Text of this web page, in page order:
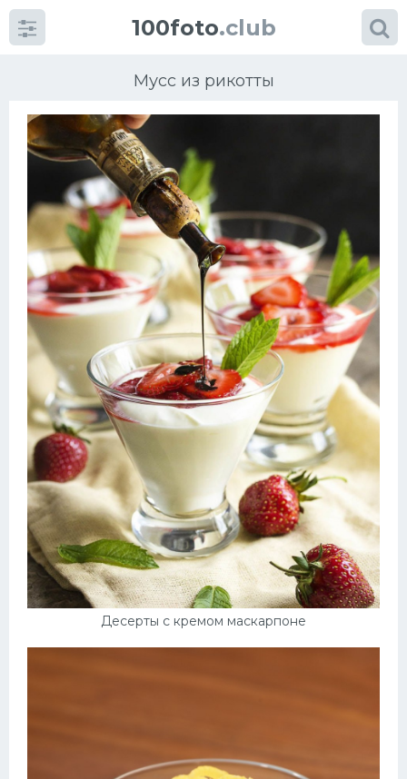
100foto.club
Мусс из рикотты
Десерты с кремом маскарпоне
Категориикартинок
Супы
Мясные блюда
Печенье
Салат
Выпечка
Десерт
Напитки
Дизайн комнаты